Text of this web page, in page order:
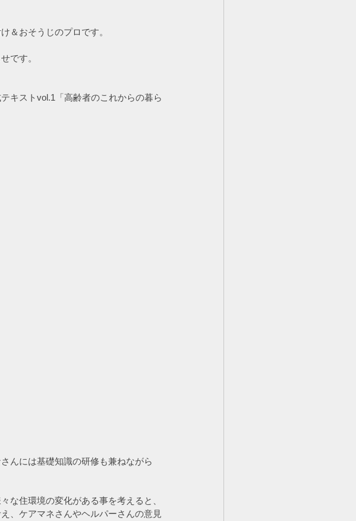
＆おそうじのプロです。
です。
キストvol.1「高齢者のこれからの暮ら
んには基礎知識の研修も兼ねながら
な住環境の変化がある事を考えると、
、ケアマネさんやヘルパーさんの意見